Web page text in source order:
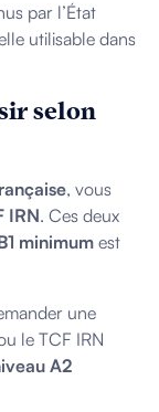
par l’État
utilisable dans
selon
, vous
IRN. Ces deux
minimumest
une
le TCF IRN
A2